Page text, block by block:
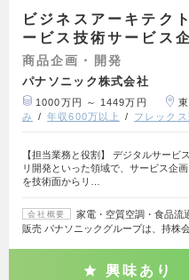
ビジネスアーキテク
ービス技術サービス
商品企画・開発
パナソニック株式会社
1000万円 ～ 1449万円
み
年収600万以上 フレック
【担当業務と役割】 デジタルサービ
リ開発といった領域で、サービス企
を技術面からリ…
会社概要
家電・空質空調・食品流
販売 パナソニックグループは、持株
興味あり